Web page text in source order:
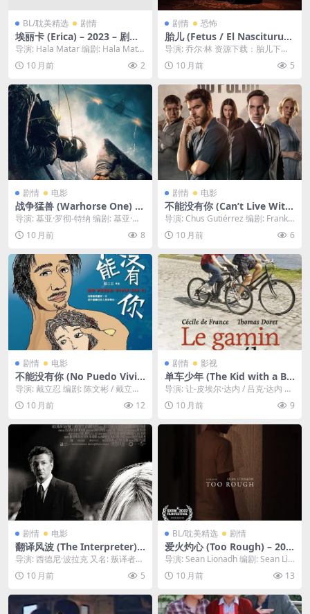
BL/耽美精选 剧情
埃丽卡 (Erica) – 2023 – 剧情
– 夸克网盘/百度网盘免费下载
著名音乐家的记者展开，但这
终。。🇮🇹｜ IT
导演: Hala Matar 编剧: Hala Mata
r / 达瑞尔·韦恩 /...
10 月前 2
剧情 恐怖
胎儿 (Fetus / El Nasciturus)
– 2021 – 恐怖 – 夸克网盘/百
昏迷后，怀孕的女主角搬进其
西正觊觎她腹中的孩子。🤰｜
ES
导演: 乔尔·林 资源下载：胎儿下载
阿里云盘,百度云盘,免费在线观看,
夸克下载,...
10 月前 5
剧情 电影
战争猛兽 (Warhorse One) –
2023 – 动作/战争 – 夸克网盘/
百度网盘免费下载 一队年轻的
澳大利亚士兵乘船穿越帝汶海
导演: 基亚·罗彻-特纳 编剧: 基亚·罗
彻-特纳 资源下载：战争猛兽下载阿
里云...10 月前 8
剧情 电影
不能没有你 (Can’t Live With
out You) – 2022 – 剧情/爱情
– 夸克网盘/百度网盘免费下载
🇳🇬一对年轻情侣的爱情，在事
任）的出现下面临严峻考验。
🇳🇬｜ NG
导演: Chus Gutiérrez 编剧: Frank
Ariza / 艾丽西...
10 月前 6
剧情 电影
不能没有你 (No Puedo Vivir
Sin Ti) – 2009 – 剧情 – 夸克
网盘/百度网盘免费下载 🇹🇼一
位在港边辛苦工作的父亲，为
儿获得身份，决定带着她展开
一场感人至深的抗争。🇹🇼｜ T
导演: 戴立忍 编剧: 陈文彬 / 戴立忍
资源下载：不能没有你下载阿里云
盘,百...10 月前 12
剧情 影视
单车少年 (The Kid with a Bi
ke) – 2011 – 剧情 – 夸克网
盘/百度网盘免费下载 🚲被父
亲遗弃的11岁男孩，不顾一切
发店的女老板出现，给了他一
个临时的家。🚲｜ BE
导演: 让-皮埃尔·达内 / 吕克·达内 编
剧: 让-皮埃尔·达内 / 吕克·达...
10 月前 9
剧情 电影
翻译风波 (The Interpreter) –
2005 – 剧情/悬疑/惊悚 – 夸克
合国同传翻译员意外听到一场
护她的同时，也逐渐揭开她不
导演: 西德尼·波拉克 又名: 叛译者
(港) / 双面翻译(台) / 翻译员 /...
10 月前 5
BL/耽美精选 剧情
爱火灼心 (Too Rough) – 202
2 – 剧情/短片/同性 – 夸克网
之后，尼克在马克家中醒来，
家，两人被迫在狭小空间内隐
导演: Sean Lionadh 编剧: Sean Lìo
nadh 资源下载：太...
10 月前 13